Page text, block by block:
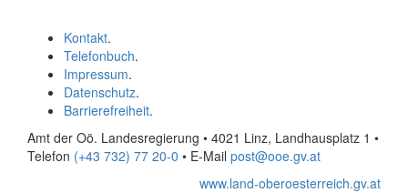
Kontakt.
Telefonbuch.
Impressum.
Datenschutz.
Barrierefreiheit.
Amt der Oö. Landesregierung • 4021 Linz, Landhausplatz 1 •
Telefon (+43 732) 77 20-0 • E-Mail post@ooe.gv.at
www.land-oberoesterreich.gv.at